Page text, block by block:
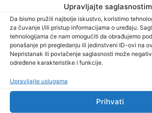
Upravljajte
Da bismo pružili najbolje iskustvo, koristimo
za čuvanje i/ili pristup informacijama o uređaju.
tehnologijama će nam omogućiti da obrađujemo
ponašanje pri pregledanju ili jedinstveni ID-ovi na
Nepristanak ili povlačenje saglasnosti može
određene karakteristike i funkcije.
Upravljajte uslugama
Prihvati
10 Augusta, 2026
Danas isplata invalidnina za juli u Federaciji BiH